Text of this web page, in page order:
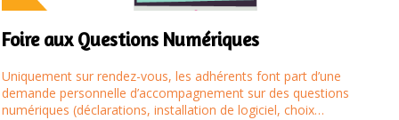
Foire aux Questions Numériques
Uniquement sur rendez-vous, les adhérents font part d’une
demande personnelle d’accompagnement sur des questions
numériques (déclarations, installation de logiciel, choix…